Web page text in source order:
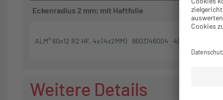
Eckenradius 2 mm; mit Haftfolie
ALM° 60x12 R2 HF, 4x (4x2MM) 8603146004 4045005263407
Weitere Details